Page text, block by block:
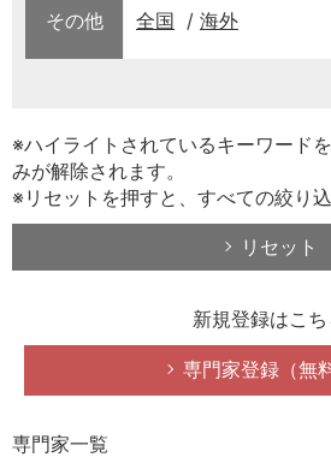
その他 全国 海外
※ハイライトされているキーワード
みが解除されます。
※リセットを押すと、すべての絞り
リセット
新規登録はこち
専門家登録（無料
専門家一覧